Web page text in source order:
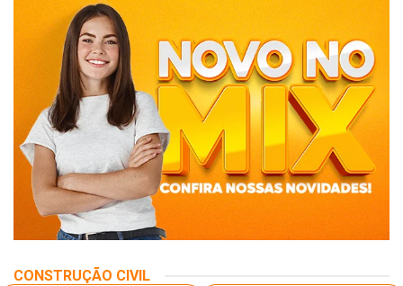
CONSTRUÇÃO CIVIL